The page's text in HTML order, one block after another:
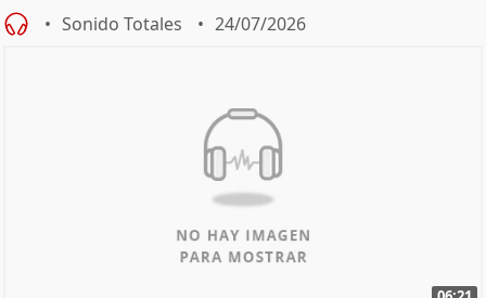
Sonido Totales 24/07/2026